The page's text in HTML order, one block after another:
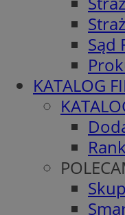
Sąd
KATALOG